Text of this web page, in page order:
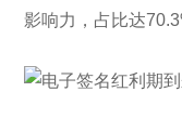
影响力，占比达